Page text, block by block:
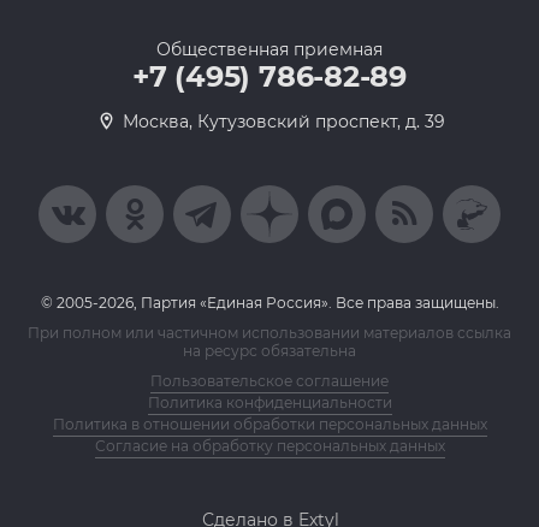
Общественная приемная
+7 (495) 786-82-89
Москва, Кутузовский проспект, д. 39
© 2005-2026, Партия «Единая Россия». Все права защищены.
При полном или частичном использовании материалов ссылка
на ресурс обязательна
Пользовательское соглашение
Политика конфиденциальности
Политика в отношении обработки персональных данных
Согласие на обработку персональных данных
Сделано в Extyl